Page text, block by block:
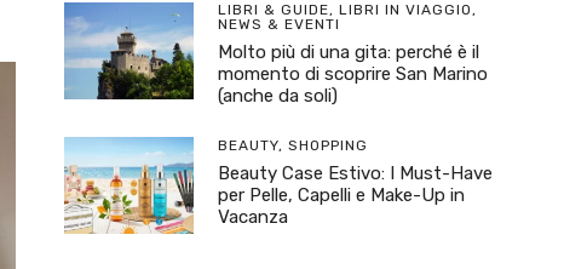
LIBRI & GUIDE, LIBRI IN VIAGGIO,
NEWS & EVENTI
Molto più di una gita: perché è il
momento di scoprire San Marino
(anche da soli)
BEAUTY, SHOPPING
Beauty Case Estivo: I Must-Have
per Pelle, Capelli e Make-Up in
Vacanza